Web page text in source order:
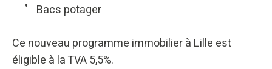
Bacs potager
Ce nouveau programme immobilier à Lille est
éligible à la TVA 5,5%.